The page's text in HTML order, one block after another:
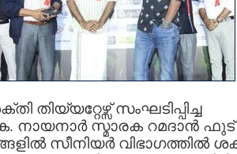
തിയ്യറ്റേഴ്സ് സംഘടിപ്പിച്ച
നായനാർ സ്മാരക റമദാൻ ഫുട്
സീനിയർ വിഭാഗത്തിൽ